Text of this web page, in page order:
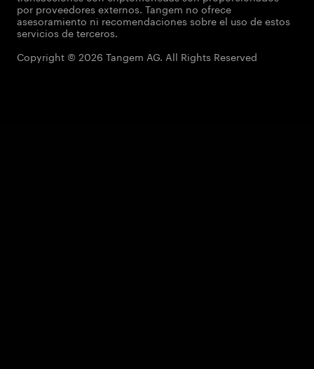
por proveedores externos. Tangem no ofrece
asesoramiento ni recomendaciones sobre el uso de estos
servicios de terceros.